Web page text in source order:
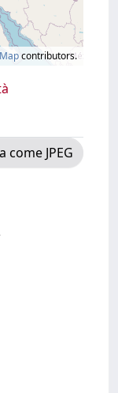
contributors.
come JPEG